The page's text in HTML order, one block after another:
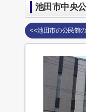
池田市中央
<<池田市の公民館